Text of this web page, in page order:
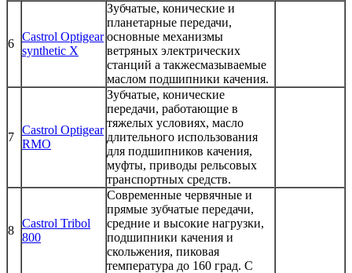
6
Castrol Optigear
synthetic X
Зубчатые, конические и
планетарные передачи,
основные механизмы
ветряных электрических
станций а такжесмазываемые
маслом подшипники качения.
7
Castrol Optigear
RMO
Зубчатые, конические
передачи, работающие в
тяжелых условиях, масло
длительного использования
для подшипников качения,
муфты, приводы рельсовых
транспортных средств.
8
Castrol Tribol
800
Современные червячные и
прямые зубчатые передачи,
средние и высокие нагрузки,
подшипники качения и
скольжения, пиковая
температура до 160 град. С